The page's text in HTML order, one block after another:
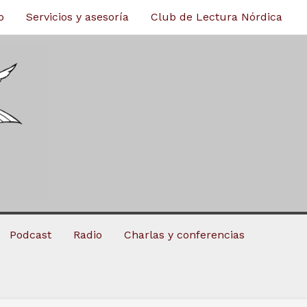
Servicios y asesoría Club de Lectura Nórdica
Podcast Radio Charlas y conferencias